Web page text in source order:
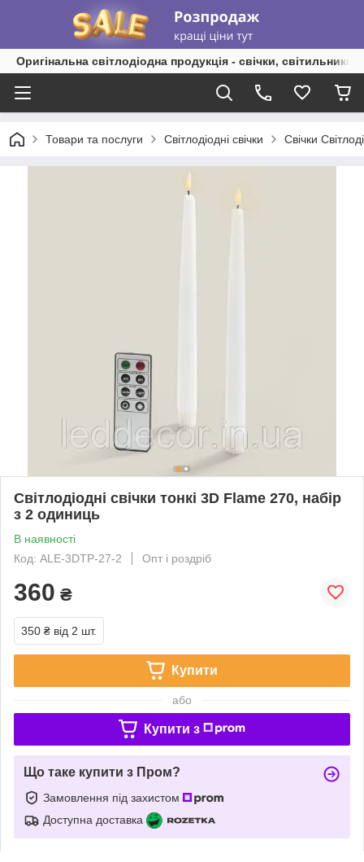
Оригінальна світлодіодна продукція - свічки, світильники,
Товари та послуги Світлодіодні свічки Свічки
Світлодіодні свічки тонкі 3D Flame 270, набір
з 2 одиниць
В наявності
Код: ALE-3DTP-27-2
Опт і роздріб
360 ₴
350 ₴ від 2 шт.
Купити
або
Купити з
Що таке купити з Пром?
Замовлення під захистом
Доступна доставка